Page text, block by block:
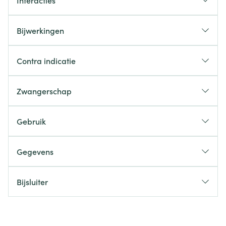
Bijwerkingen
Contra indicatie
Zwangerschap
Gebruik
Gegevens
Bijsluiter